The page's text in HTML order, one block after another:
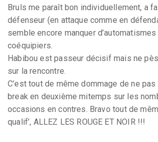
Bruls me paraît bon individuellement, a
défenseur (en attaque comme en
semble encore manquer
coéquipiers.
Habibou est passeur décisif mais ne
sur la rencontre.
C’est tout de même dommage de ne
break en deuxième mitemps sur les
occasions en contres. Bravo tout de
qualif’, ALLEZ LES ROUGE ET NOIR !!!